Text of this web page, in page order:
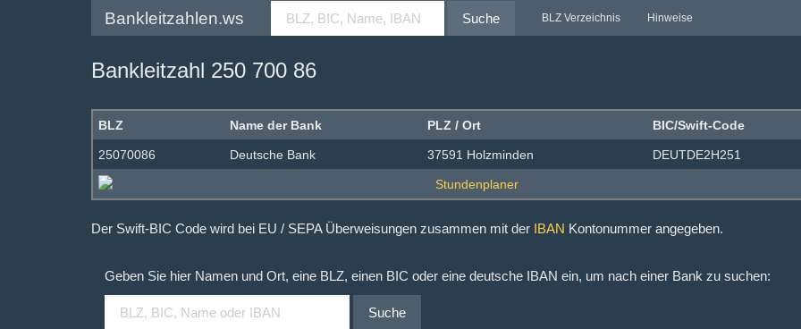
Bankleitzahlen.ws Suche BLZ Verzeichnis Hinweise
Bankleitzahl 250 700 86
BLZ Name der Bank PLZ / Ort BIC/Swift-Code
25070086 Deutsche Bank 37591 Holzminden DEUTDE2H251
Der Swift-BIC Code wird bei EU / SEPA Überweisungen zusammen mit der IBAN Kontonummer angegeben.
Geben Sie hier Namen und Ort, eine BLZ, einen BIC oder eine deutsche IBAN ein, um nach einer Bank zu suchen:
Suche